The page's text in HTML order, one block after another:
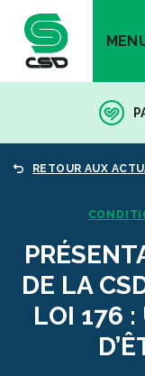
RETOUR AUX
DE LA
LOI 176 :